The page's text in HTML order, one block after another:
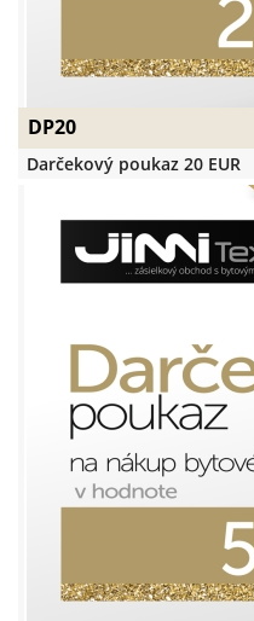
DP20
Darčekový poukaz 20 EUR